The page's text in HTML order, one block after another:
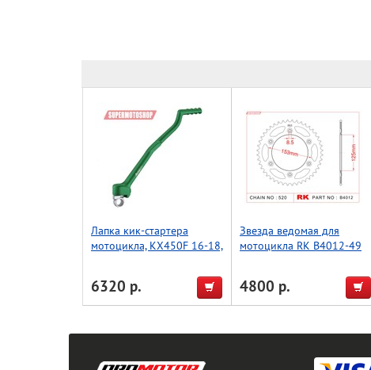
Лапка кик-стартера
мотоцикла, KX450F 16-18,
6320 р.
Звезда ведомая для
мотоцикла RK B4012-49
4800 р.